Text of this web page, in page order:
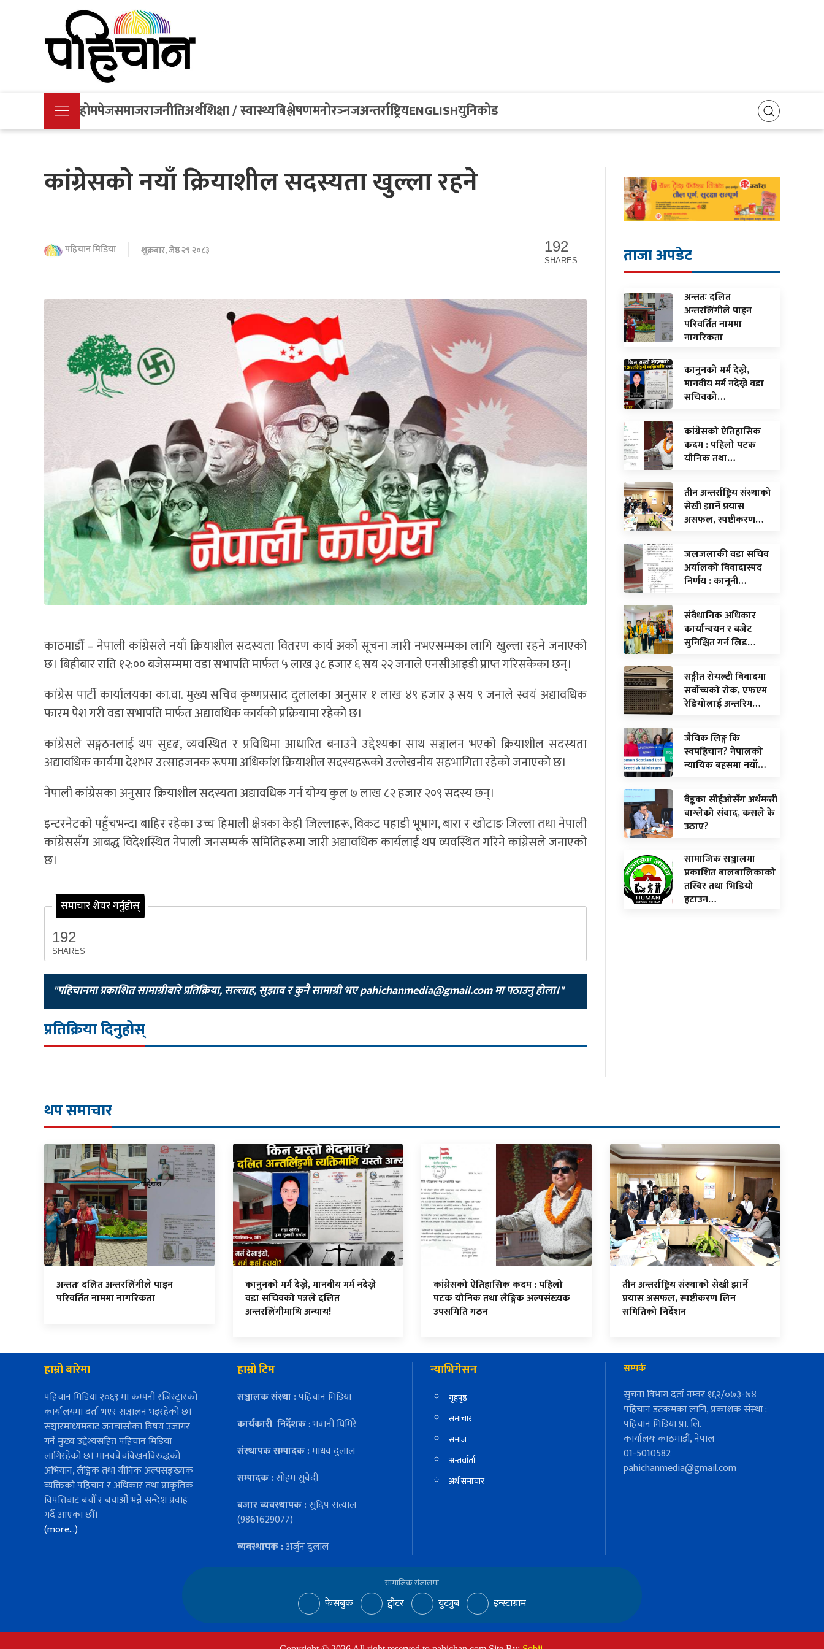
होमपेजसमाजराजनीतिअर्थशिक्षा / स्वास्थ्यबिश्लेषणमनोरञ्नजअन्तर्राष्ट्रियENGLISHयुनिकोड
कांग्रेसको नयाँ क्रियाशील सदस्यता खुल्ला रहने
पहिचान मिडिया शुक्रबार, जेष्ठ २९ २०८३ 192
SHARES
काठमाडौँ – नेपाली कांग्रेसले नयाँ क्रियाशील सदस्यता वितरण कार्य अर्को सूचना जारी नभएसम्मका लागि खुल्ला रहने जनाएको
छ। बिहीबार राति १२:०० बजेसम्ममा वडा सभापति मार्फत ५ लाख ३८ हजार ६ सय २२ जनाले एनसीआइडी प्राप्त गरिसकेका छन्।
कांग्रेस पार्टी कार्यालयका का.वा. मुख्य सचिव कृष्णप्रसाद दुलालका अनुसार १ लाख ४९ हजार ३ सय ९ जनाले स्वयं अद्यावधिक
फारम पेश गरी वडा सभापति मार्फत अद्यावधिक कार्यको प्रक्रियामा रहेको छ।
कांग्रेसले सङ्गठनलाई थप सुदृढ, व्यवस्थित र प्रविधिमा आधारित बनाउने उद्देश्यका साथ सञ्चालन भएको क्रियाशील सदस्यता
अद्यावधिक कार्यमा देशभर उत्साहजनक रूपमा अधिकांश क्रियाशील सदस्यहरूको उल्लेखनीय सहभागिता रहेको जनाएको छ।
नेपाली कांग्रेसका अनुसार क्रियाशील सदस्यता अद्यावधिक गर्न योग्य कुल ७ लाख ८२ हजार २०९ सदस्य छन्।
इन्टरनेटको पहुँचभन्दा बाहिर रहेका उच्च हिमाली क्षेत्रका केही जिल्लाहरू, विकट पहाडी भूभाग, बारा र खोटाङ जिल्ला तथा नेपाली
कांग्रेससँग आबद्ध विदेशस्थित नेपाली जनसम्पर्क समितिहरूमा जारी अद्यावधिक कार्यलाई थप व्यवस्थित गरिने कांग्रेसले जनाएको
छ।
समाचार शेयर गर्नुहोस्
192
SHARES
"पहिचानमा प्रकाशित सामाग्रीबारे प्रतिक्रिया, सल्लाह, सुझाव र कुनै सामाग्री भएpahichanmedia@gmail.comमा पठाउनु होला।"
प्रतिक्रिया दिनुहोस्
ताजा अपडेट
अन्ततः दलित
अन्तरलिंगीले पाइन
परिवर्तित नाममा
नागरिकता
कानुनको मर्म देख्ने,
मानवीय मर्म नदेख्ने वडा
सचिवको…
कांग्रेसको ऐतिहासिक
कदम : पहिलो पटक
यौनिक तथा…
तीन अन्तर्राष्ट्रिय संस्थाको
सेखी झार्ने प्रयास
असफल, स्पष्टीकरण…
जलजलाकी वडा सचिव
अर्यालको विवादास्पद
निर्णय : कानूनी…
संवैधानिक अधिकार
कार्यान्वयन र बजेट
सुनिश्चित गर्न लिड…
सङ्गीत रोयल्टी विवादमा
सर्वोच्चको रोक, एफएम
रेडियोलाई अन्तरिम…
जैविक लिङ्ग कि
स्वपहिचान? नेपालको
न्यायिक बहसमा नयाँ…
बैङ्कका सीईओसँग अर्थमन्त्री
वाग्लेको संवाद, कसले के
उठाए?
सामाजिक सञ्जालमा
प्रकाशित बालबालिकाको
तस्बिर तथा भिडियो
हटाउन…
थप समाचार
अन्ततः दलित अन्तरलिंगीले पाइन
परिवर्तित नाममा नागरिकता
कानुनको मर्म देख्ने, मानवीय मर्म नदेख्ने
वडा सचिवको पत्रले दलित
अन्तरलिंगीमाथि अन्याय!
कांग्रेसको ऐतिहासिक कदम : पहिलो
पटक यौनिक तथा लैङ्गिक अल्पसंख्यक
उपसमिति गठन
तीन अन्तर्राष्ट्रिय संस्थाको सेखी झार्ने
प्रयास असफल, स्पष्टीकरण लिन
समितिको निर्देशन
हाम्रो बारेमा
पहिचान मिडिया २०६९ मा कम्पनी रजिस्ट्रारको
कार्यालयमा दर्ता भएर सञ्चालन भइरहेको छ।
सञ्चारमाध्यमबाट जनचासोका विषय उजागर
गर्ने मुख्य उद्देश्यसहित पहिचान मिडिया
लागिरहेको छ। मानववेचविखनविरुद्धको
अभियान, लैङ्गिक तथा यौनिक अल्पसङ्ख्यक
व्यक्तिको पहिचान र अधिकार तथा प्राकृतिक
विपत्तिबाट बचौँ र बचाऔँ भन्ने सन्देश प्रवाह
गर्दै आएका छौँ।
(more…)
हाम्रो टिम
सञ्चालक संस्था :पहिचान मिडिया
कार्यकारी निर्देशक: भवानी घिमिरे
संस्थापक सम्पादक :माधव दुलाल
सम्पादक :सोहम सुवेदी
बजार ब्यवस्थापक :सुदिप सत्याल
(9861629077)
व्यवस्थापक :अर्जुन दुलाल
न्याभिगेसन
गृहपृष्ठ
समाचार
समाज
अन्तर्वार्ता
अर्थ समाचार
सम्पर्क
सुचना विभाग दर्ता नम्वर १६२/०७३-७४
पहिचान डटकमका लागि, प्रकाशक संस्था :
पहिचान मिडिया प्रा. लि.
कार्यालयः काठमाडौं, नेपाल
01-5010582
pahichanmedia@gmail.com
सामाजिक संजालमा
फेसबुक ट्वीटर युट्युब इन्स्टाग्राम